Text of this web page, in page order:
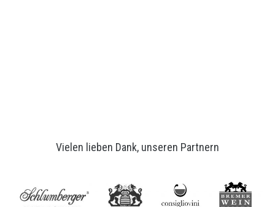
Vielen lieben Dank, unseren Partnern